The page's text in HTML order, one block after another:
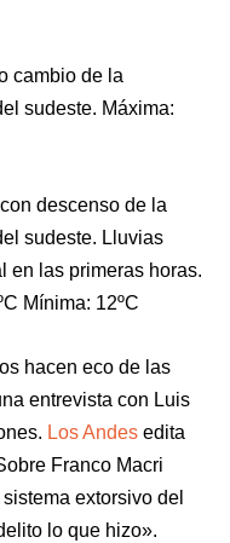
cambio de la
sudeste. Máxima:
descenso de la
sudeste. Lluvias
en las primeras horas.
Mínima: 12ºC
hacen eco de las
entrevista con Luis
Los Andes edita
Franco Macri
extorsivo del
lo que hizo».